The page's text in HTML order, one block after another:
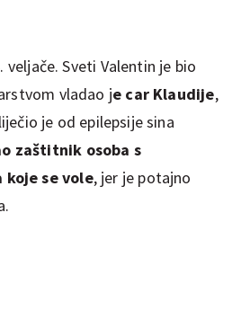
Sveti Valentin je bio
vladao je car Klaudije,
je od epilepsije sina
zaštitnik osoba s
se vole, jer je potajno